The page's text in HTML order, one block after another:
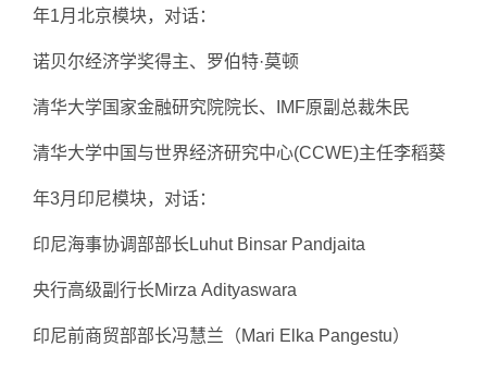
年1月北京模块，对话：
诺贝尔经济学奖得主、罗伯特·莫顿
清华大学国家金融研究院院长、IMF原副总裁朱民
清华大学中国与世界经济研究中心(CCWE)主任李稻葵
年3月印尼模块，对话：
印尼海事协调部部长Luhut Binsar Pandjaita
央行高级副行长Mirza Adityaswara
印尼前商贸部部长冯慧兰（Mari Elka Pangestu）